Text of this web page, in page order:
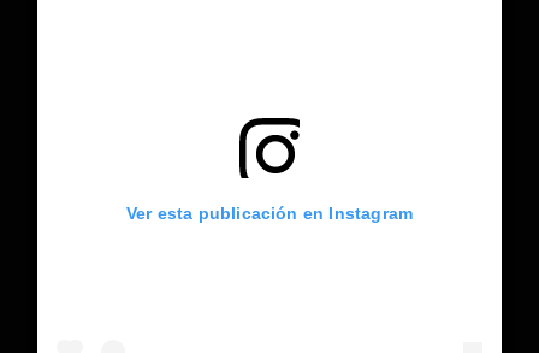
Ver esta publicación en Instagram